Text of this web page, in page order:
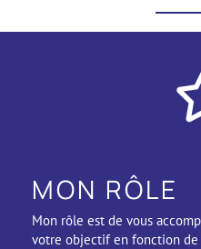
MON RÔLE
Mon rôle est de vous
votre objectif en fonction